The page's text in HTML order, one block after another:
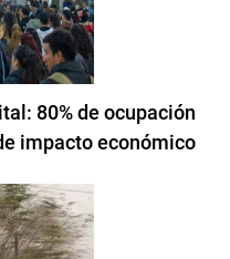
80% de ocupación
impacto económico